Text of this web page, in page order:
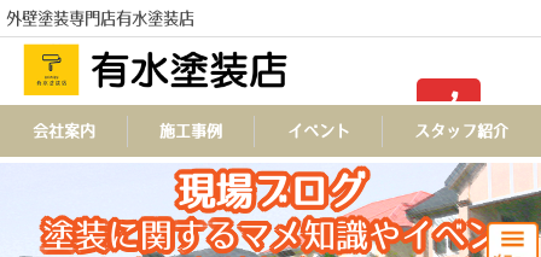
外壁塗装専門店有水塗装店
TEL
会社案内 施工事例 イベント スタッフ紹介
現場ブログ
塗装に関するマメ知識やイベン